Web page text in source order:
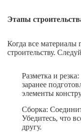
Этапы
Когда все материалы
строительству.
Разметка и
заранее
элементы
Сборка:
Убедитесь, что
другу.